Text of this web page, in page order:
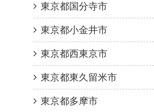
東京都国分寺市
東京都小金井市
東京都西東京市
東京都東久留米市
東京都多摩市